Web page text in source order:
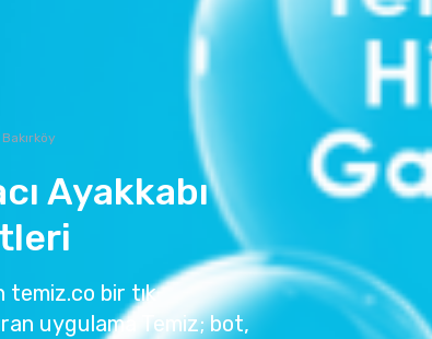
Bakırköy
Ayakkabı
temiz.co bir tık
uygulama Temiz; bot,